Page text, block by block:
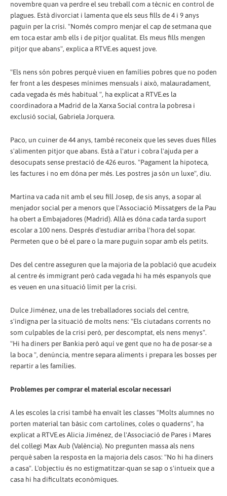
novembre quan va perdre el seu treball com a tècnic en control de
plagues. Està divorciat i lamenta que els seus fills de 4 i 9 anys
paguin per la crisi. "Només compro menjar el cap de setmana que
em toca estar amb ells i de pitjor qualitat. Els meus fills mengen
pitjor que abans", explica a RTVE.es aquest jove.
"Els nens són pobres perquè viuen en famílies pobres que no poden
fer front a les despeses mínimes mensuals i això, malauradament,
cada vegada és més habitual ", ha explicat a RTVE.es la
coordinadora a Madrid de la Xarxa Social contra la pobresa i
exclusió social, Gabriela Jorquera.
Paco, un cuiner de 44 anys, també reconeix que les seves dues filles
s'alimenten pitjor que abans. Està a l'atur i cobra l'ajuda per a
desocupats sense prestació de 426 euros. "Pagament la hipoteca,
les factures i no em dóna per més. Les postres ja són un luxe", diu.
Martina va cada nit amb el seu fill Josep, de sis anys, a sopar al
menjador social per a menors que l'Associació Missatgers de la Pau
ha obert a Embajadores (Madrid). Allà es dóna cada tarda suport
escolar a 100 nens. Després d'estudiar arriba l'hora del sopar.
Permeten que o bé el pare o la mare puguin sopar amb els petits.
Des del centre asseguren que la majoria de la població que acudeix
al centre és immigrant però cada vegada hi ha més espanyols que
es veuen en una situació límit per la crisi.
Dulce Jiménez, una de les treballadores socials del centre,
s'indigna per la situació de molts nens: "Els ciutadans corrents no
som culpables de la crisi però, per descomptat, els nens menys".
"Hi ha diners per Bankia però aquí ve gent que no ha de posar-se a
la boca ", denúncia, mentre separa aliments i prepara les bosses per
repartir a les famílies.
Problemes per comprar el material escolar necessari
A les escoles la crisi també ha envaït les classes "Molts alumnes no
porten material tan bàsic com cartolines, coles o quaderns", ha
explicat a RTVE.es Alicia Jiménez, de l'Associació de Pares i Mares
del col·legi Max Aub (València). No pregunten massa als nens
perquè saben la resposta en la majoria dels casos: "No hi ha diners
a casa". L'objectiu és no estigmatitzar-quan se sap o s'intueix que a
casa hi ha dificultats econòmiques.